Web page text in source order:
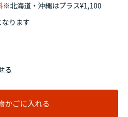
※北海道・沖縄はプラス¥1,100
ります
かごに入れる
る